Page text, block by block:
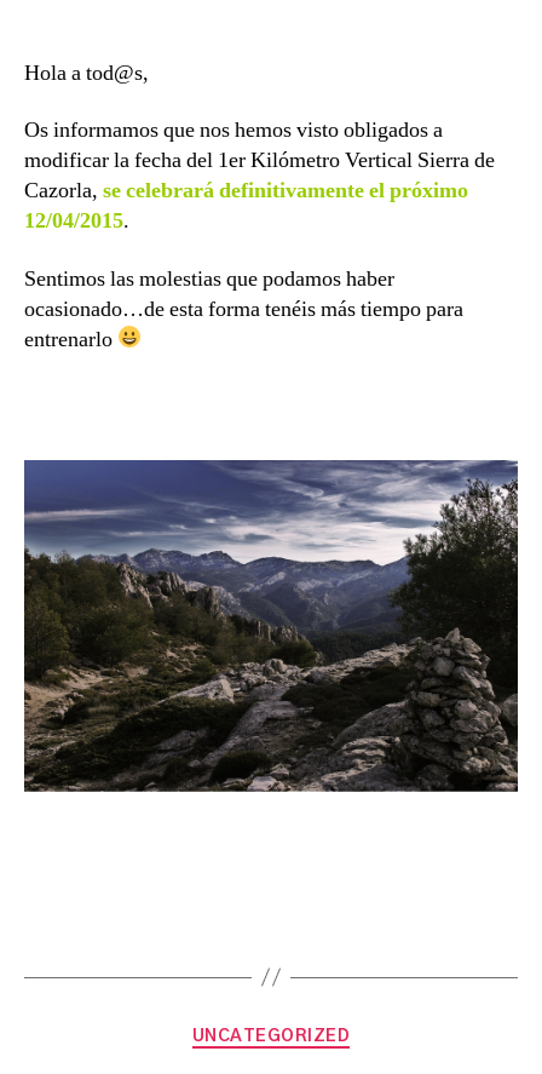
Hola a tod@s,
Os informamos que nos hemos visto obligados a
modificar la fecha del 1er Kilómetro Vertical Sierra de
Cazorla, se celebrará definitivamente el próximo
12/04/2015.
Sentimos las molestias que podamos haber
ocasionado…de esta forma tenéis más tiempo para
entrenarlo
Categories
UNCATEGORIZED